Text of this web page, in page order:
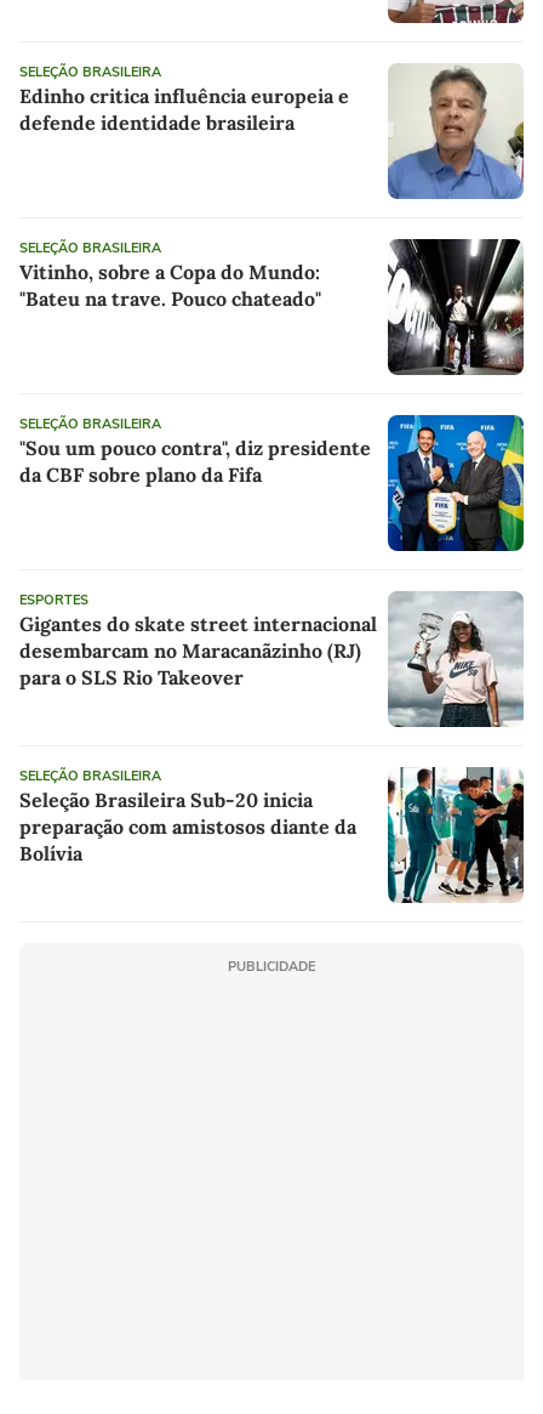
SELEÇÃO BRASILEIRA
Edinho critica influência europeia e
defende identidade brasileira
SELEÇÃO BRASILEIRA
Vitinho, sobre a Copa do Mundo:
"Bateu na trave. Pouco chateado"
SELEÇÃO BRASILEIRA
"Sou um pouco contra", diz presidente
da CBF sobre plano da Fifa
ESPORTES
Gigantes do skate street internacional
desembarcam no Maracanãzinho (RJ)
para o SLS Rio Takeover
SELEÇÃO BRASILEIRA
Seleção Brasileira Sub-20 inicia
preparação com amistosos diante da
Bolívia
PUBLICIDADE